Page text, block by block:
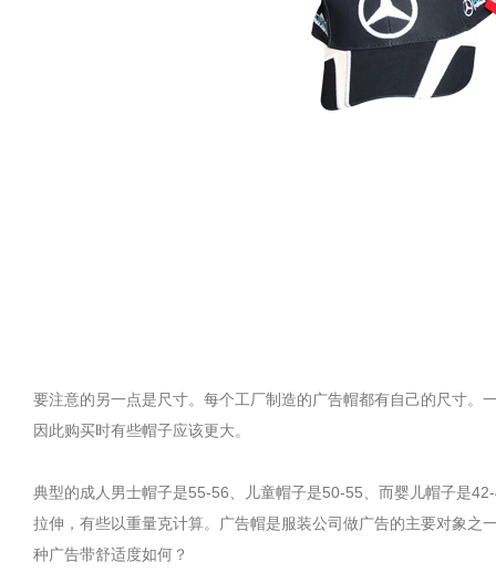
要注意的另一点是尺寸。每个工厂制造的广告帽都有自己的尺寸。
因此购买时有些帽子应该更大。
典型的成人男士帽子是55-56、儿童帽子是50-55、而婴儿帽子是
拉伸，有些以重量克计算。广告帽是服装公司做广告的主要对象之
种广告带舒适度如何？